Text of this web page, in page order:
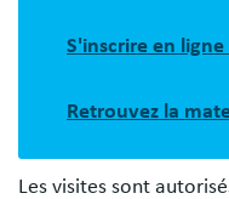
S'inscrire en
Retrouvez la
Les visites sont